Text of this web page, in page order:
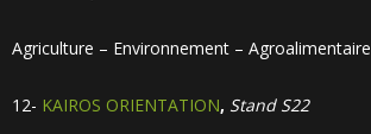
Agriculture – Environnement – Agroalimentaire
12- KAIROS ORIENTATION, Stand S22